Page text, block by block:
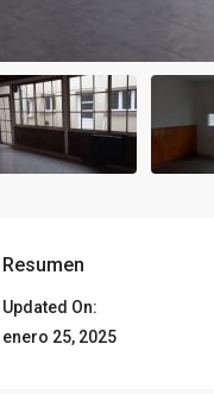
Resumen
Updated On:
enero 25, 2025